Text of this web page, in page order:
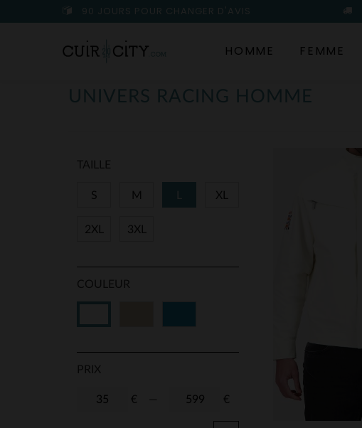
90 JOURS POUR CHANGER D'AVIS
HOMME FEMME
UNIVERS RACING HOMME
TAILLE
S M XL
2XL 3XL
COULEUR
PRIX
€ €